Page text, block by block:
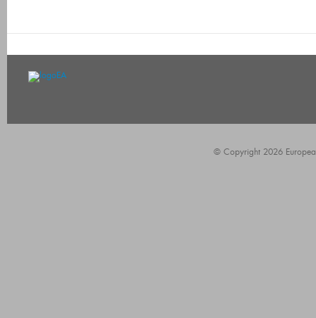
© Copyright 2026